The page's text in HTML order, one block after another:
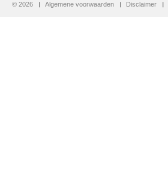
© 2026 Algemene voorwaarden Disclaimer